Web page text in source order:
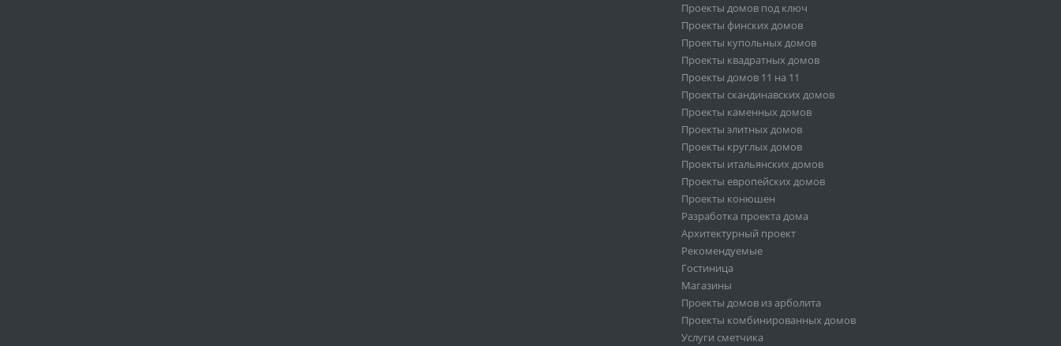
Проекты домов под ключ
Проекты финских домов
Проекты купольных домов
Проекты квадратных домов
Проекты домов 11 на 11
Проекты скандинавских домов
Проекты каменных домов
Проекты элитных домов
Проекты круглых домов
Проекты итальянских домов
Проекты европейских домов
Проекты конюшен
Разработка проекта дома
Архитектурный проект
Рекомендуемые
Гостиница
Магазины
Проекты домов из арболита
Проекты комбинированных домов
Услуги сметчика